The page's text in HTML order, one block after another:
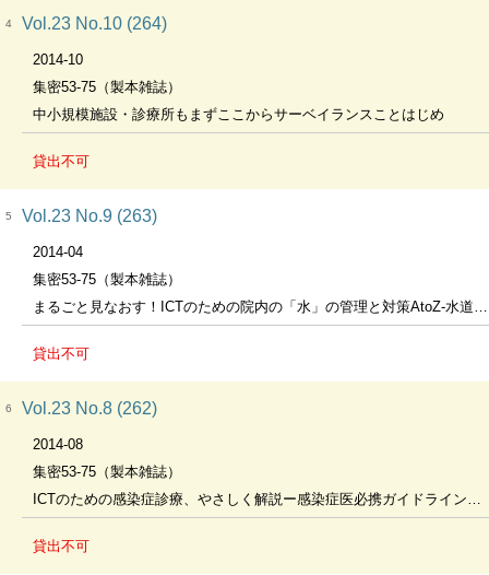
4 Vol.23 No.10 (264)
2014-10
集密53-75（製本雑誌）
中小規模施設・診療所もまずここからサーベイランスことはじめ
貸出不可
5 Vol.23 No.9 (263)
2014-04
集密53-75（製本雑誌）
まるごと見なおす！ICTのための院内の「水」の管理と対策AtoZ-水道水、医療用水、無菌水、排水、災害対策など-
貸出不可
6 Vol.23 No.8 (262)
2014-08
集密53-75（製本雑誌）
ICTのための感染症診療、やさしく解説ー感染症医必携ガイドラインの読みドコロ＆勘ドコロ
貸出不可